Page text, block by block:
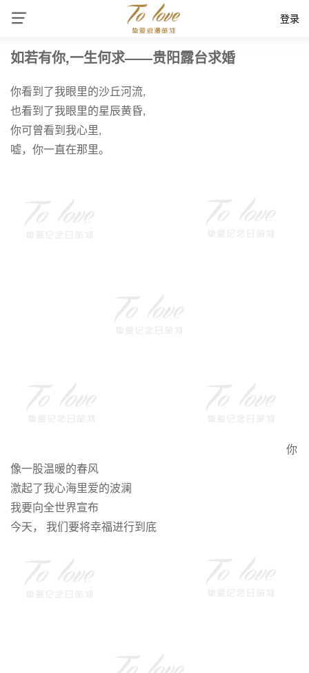
登录
如若有你,一生何求——贵阳露台求婚
你看到了我眼里的沙丘河流,
也看到了我眼里的星辰黄昏,
你可曾看到我心里,
嘘，你一直在那里。
你
像一股温暖的春风
激起了我心海里爱的波澜
我要向全世界宣布
今天， 我们要将幸福进行到底